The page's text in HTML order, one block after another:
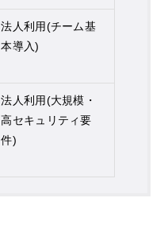
法人利用(チーム基
本導入)
法人利用(大規模・
高セキュリティ要
件)